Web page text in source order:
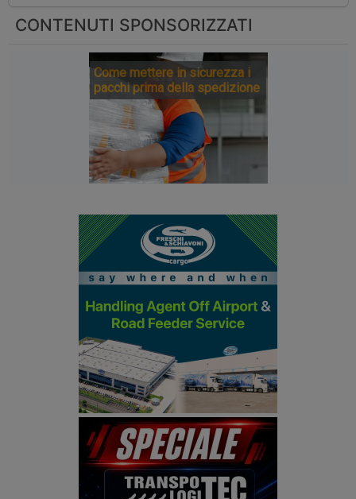
CONTENUTI SPONSORIZZATI
Come mettere in sicurezza i
pacchi prima della spedizione